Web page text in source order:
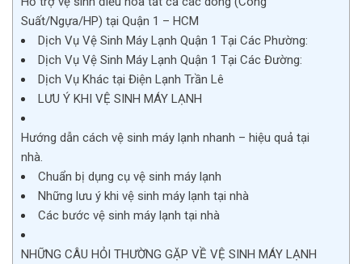
Suất/Ngựa/HP) tại Quận 1 – HCM
Dịch Vụ Vệ Sinh Máy Lạnh Quận 1 Tại Các Phường:
Dịch Vụ Vệ Sinh Máy Lạnh Quận 1 Tại Các Đường:
Dịch Vụ Khác tại Điện Lạnh Trần Lê
LƯU Ý KHI VỆ SINH MÁY LẠNH
Hướng dẫn cách vệ sinh máy lạnh nhanh – hiệu quả tại
nhà.
Chuẩn bị dụng cụ vệ sinh máy lạnh
Những lưu ý khi vệ sinh máy lạnh tại nhà
Các bước vệ sinh máy lạnh tại nhà
NHỮNG CÂU HỎI THƯỜNG GẶP VỀ VỆ SINH MÁY LẠNH